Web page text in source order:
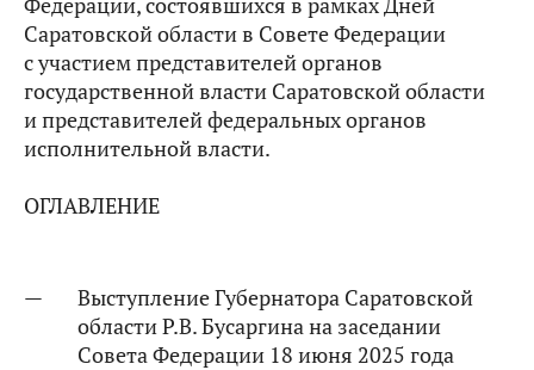
Саратовской области в Совете Федерации
с участием представителей органов
государственной власти Саратовской области
и представителей федеральных органов
исполнительной власти.
ОГЛАВЛЕНИЕ
Выступление Губернатора Саратовской
области Р.В. Бусаргина на заседании
Совета Федерации 18 июня 2025 года